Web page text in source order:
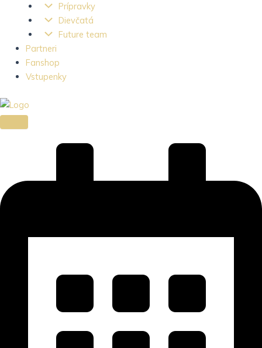
Prípravky
Dievčatá
Future team
Partneri
Fanshop
Vstupenky